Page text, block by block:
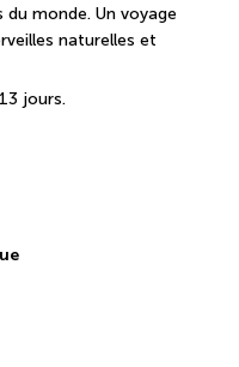
monde. Un voyage
naturelles et
jours.